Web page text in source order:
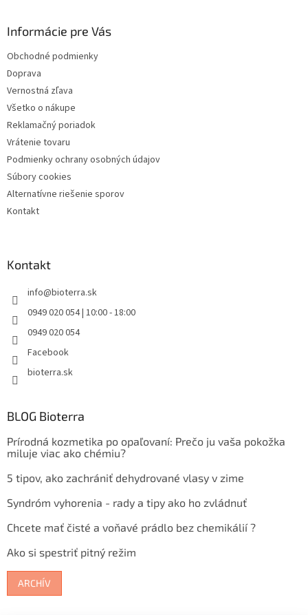
Informácie pre Vás
Obchodné podmienky
Doprava
Vernostná zľava
Všetko o nákupe
Reklamačný poriadok
Vrátenie tovaru
Podmienky ochrany osobných údajov
Súbory cookies
Alternatívne riešenie sporov
Kontakt
Kontakt
info@bioterra.sk
0949 020 054 | 10:00 - 18:00
0949 020 054
Facebook
bioterra.sk
BLOG Bioterra
Prírodná kozmetika po opaľovaní: Prečo ju vaša pokožka
miluje viac ako chémiu?
5 tipov, ako zachrániť dehydrované vlasy v zime
Syndróm vyhorenia - rady a tipy ako ho zvládnuť
Chcete mať čisté a voňavé prádlo bez chemikálií ?
Ako si spestriť pitný režim
ARCHÍV